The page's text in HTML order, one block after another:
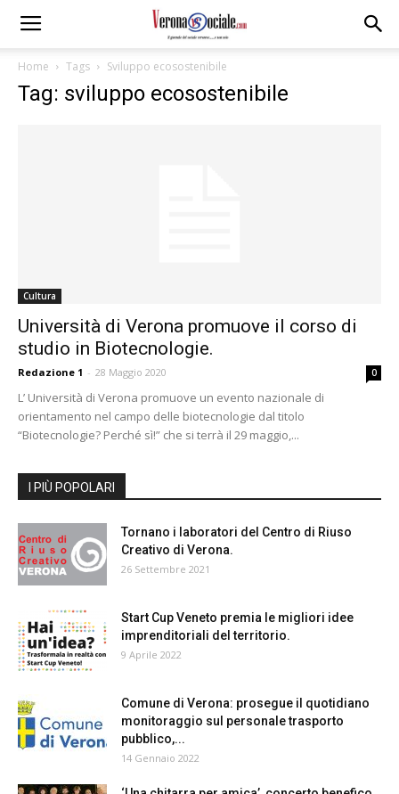
Home Tags Sviluppo ecosostenibile
Tag: sviluppo ecosostenibile
Cultura
Università di Verona promuove il corso di
studio in Biotecnologie.
Redazione 1 - 28 Maggio 2020 0
L’ Università di Verona promuove un evento nazionale di
orientamento nel campo delle biotecnologie dal titolo
“Biotecnologie? Perché sì!” che si terrà il 29 maggio,...
I PIÙ POPOLARI
Tornano i laboratori del Centro di Riuso
Creativo di Verona.
26 Settembre 2021
Start Cup Veneto premia le migliori idee
imprenditoriali del territorio.
9 Aprile 2022
Comune di Verona: prosegue il quotidiano
monitoraggio sul personale trasporto
pubblico,...
14 Gennaio 2022